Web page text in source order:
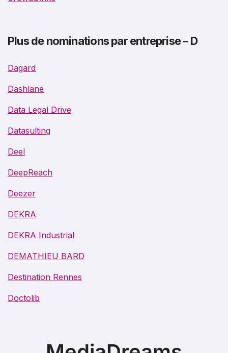
Plus de nominations par entreprise – D
Dagard
Dashlane
Data Legal Drive
Datasulting
Deel
DeepReach
Deezer
DEKRA
DEKRA Industrial
DEMATHIEU BARD
Destination Rennes
Doctolib